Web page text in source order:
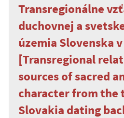
Transregionálne
duchovnej a
územia Slovenska
[Transregional
sources of sacred
character from
Slovakia dating